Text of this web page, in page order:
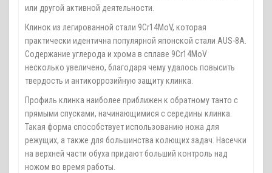
или другой активной деятельности.
Клинок из легированной стали 9Cr14MoV, которая
практически идентична популярной японской стали AUS-8A.
Содержание углерода и хрома в сплаве 9Cr14MoV
несколько увеличено, благодаря чему удалось повысить
твердость и антикоррозийную защиту клинка.
Профиль клинка наиболее приближен к обратному танто с
прямыми спусками, начинающимися с середины клинка.
Такая форма способствует использованию ножа для
режущих, а также для большинства колющих задач. Насечки
на верхней части обуха придают больший контроль над
ножом во время работы.